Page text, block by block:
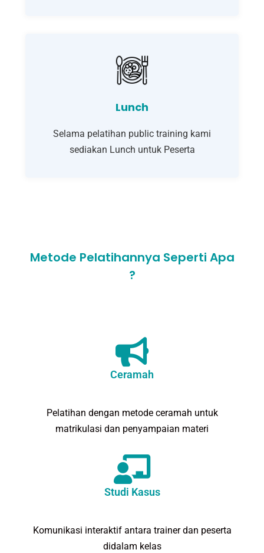
Lunch
Selama pelatihan public training kami
sediakan Lunch untuk Peserta
Metode Pelatihannya Seperti Apa
?
Ceramah
Pelatihan dengan metode ceramah untuk
matrikulasi dan penyampaian materi
Studi Kasus
Komunikasi interaktif antara trainer dan peserta
didalam kelas